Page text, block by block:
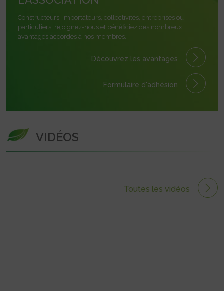
Constructeurs, importateurs, collectivités, entreprises ou
particuliers, rejoignez-nous et bénéficiez des nombreux
avantages accordés à nos membres.
Découvrez les avantages
Formulaire d'adhésion
VIDÉOS
Toutes les vidéos